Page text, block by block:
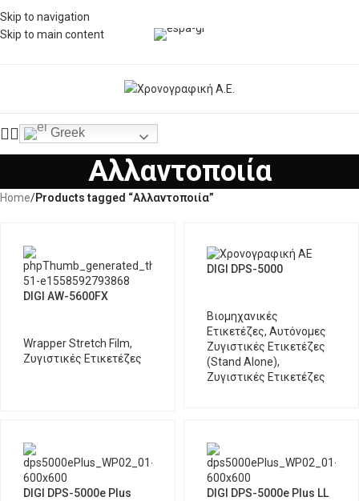
Skip to navigation
Skip to main content
Greek
Αλλαντοποιία
Home/Products tagged “Αλλαντοποιία”
DIGI AW-5600FX
Wrapper Stretch Film,
Ζυγιστικές Ετικετέζες
DIGI DPS-5000
Βιομηχανικές
Ετικετέζες, Αυτόνομες
Ζυγιστικές Ετικετέζες
(Stand Alone),
Ζυγιστικές Ετικετέζες
DIGI DPS-5000e Plus DIGI DPS-5000e Plus LL